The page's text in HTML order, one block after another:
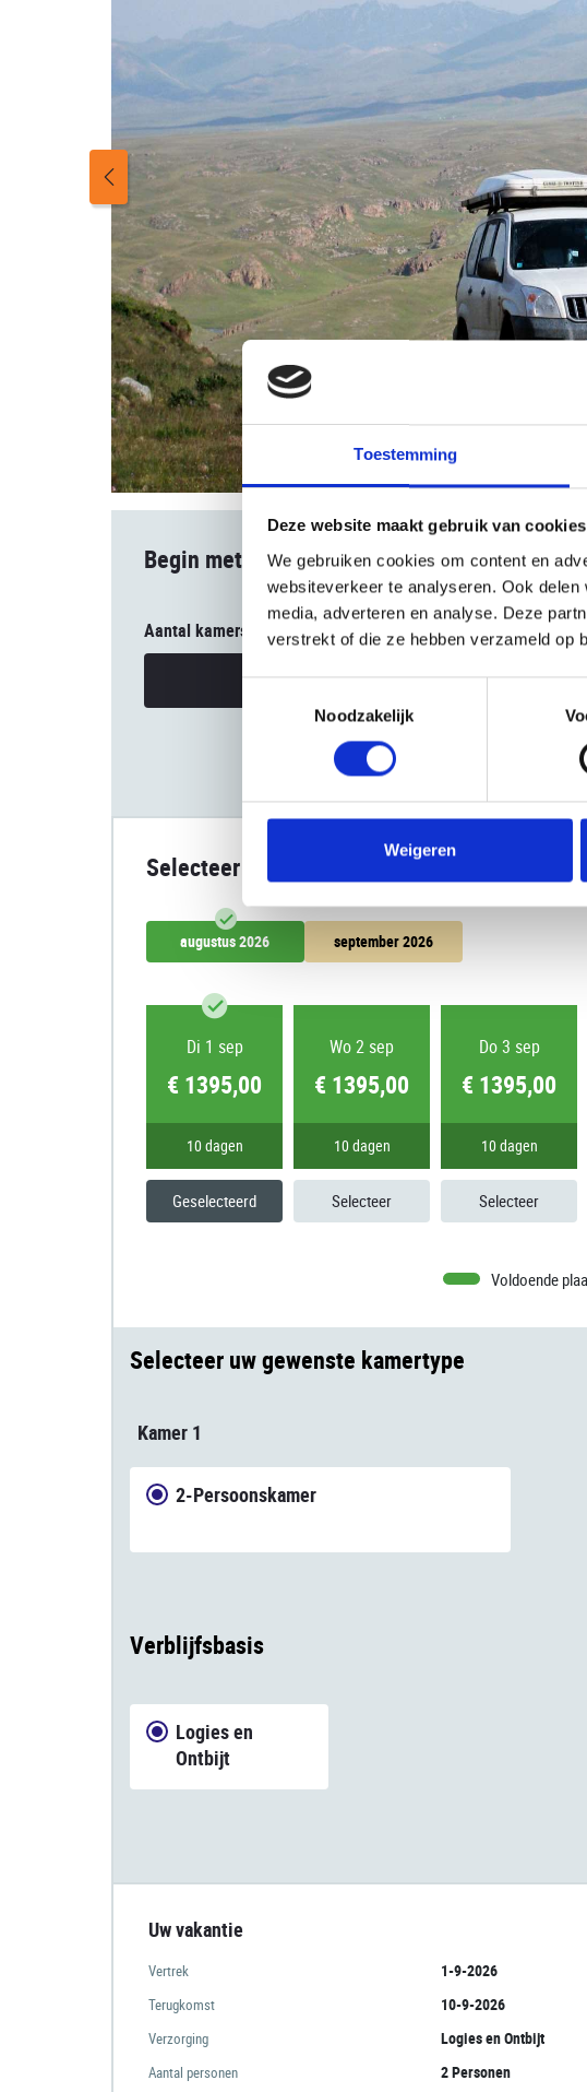
Toestemming
Deze website maakt gebruik van cookies
We gebruiken cookies om content en
websiteverkeer te analyseren. Ook
media, adverteren en analyse. Deze
verstrekt of die ze hebben verzameld op
Noodzakelijk
Weigeren
Begin met boeken
Aantal kamers
Uw reisgezelschap
Selecteer datum
augustus 2026 september 2026
Di 1 sep
€ 1395,00
10 dagen
Geselecteerd
Wo 2 sep
€ 1395,00
10 dagen
Selecteer
Do 3 sep
€ 1395,00
10 dagen
Selecteer
Voldoende
Selecteer uw gewenste kamertype
Kamer 1
2-Persoonskamer
Verblijfsbasis
Logies en
Ontbijt
Uw vakantie
Vertrek 1-9-2026
Terugkomst 10-9-2026
Verzorging Logies en Ontbijt
Aantal personen 2 Personen